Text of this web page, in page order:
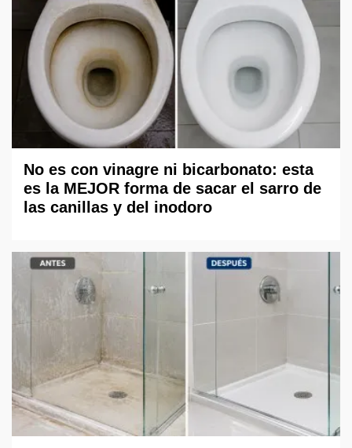
No es con vinagre ni bicarbonato: esta
es la MEJOR forma de sacar el sarro de
las canillas y del inodoro